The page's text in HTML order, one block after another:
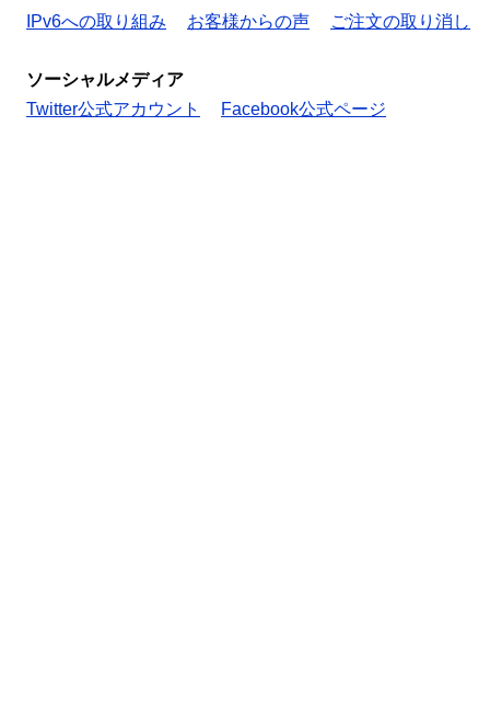
IPv6への取り組み
お客様からの声 ご注文の取り消し
ソーシャルメディア
Twitter公式アカウント
Facebook公式ページ